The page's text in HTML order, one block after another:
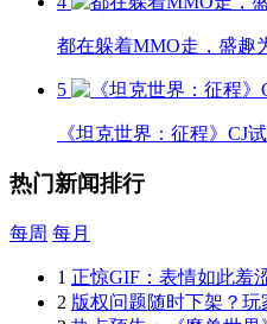
都在躲着MMO走，盛趣
5
《坦克世界：征程》CJ
热门新闻排行
每周 每月
1 正惊GIF：表情如此羞
2 版权问题随时下架？